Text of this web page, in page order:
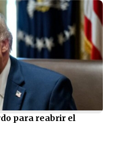
para reabrir el